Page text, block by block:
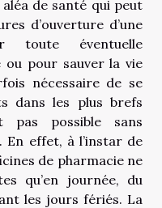
aléa de santé qui peut
d’ouverture d’une
toute éventuelle
ou pour sauver la vie
nécessaire de se
dans les plus brefs
possible sans
En effet, à l’instar de
de pharmacie ne
qu’en journée, du
les jours fériés. La